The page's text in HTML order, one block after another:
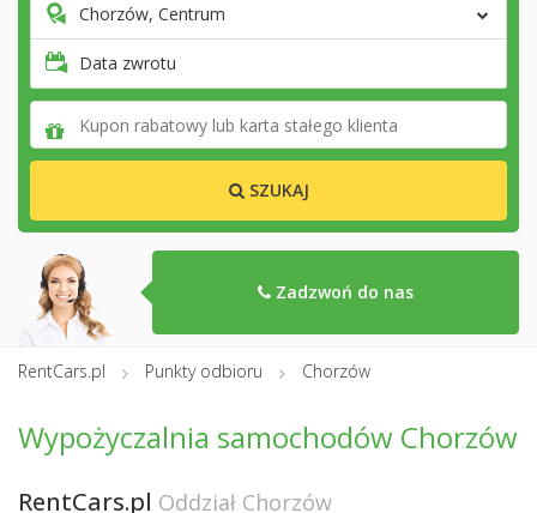
Chorzów, Centrum
Data zwrotu
SZUKAJ
Zadzwoń do nas
RentCars.pl Punkty odbioru Chorzów
Wypożyczalnia samochodów Chorzów
RentCars.pl Oddział Chorzów